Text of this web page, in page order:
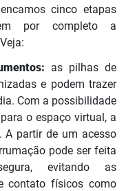
cinco etapas
por completo a
as pilhas de
e podem trazer
Com a possibilidade
o espaço virtual, a
partir de um acesso
pode ser feita
evitando as
contato físicos como